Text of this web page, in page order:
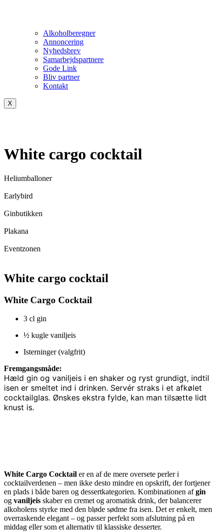
Alkoholberegner
Annoncering
Nyhedsbrev
Samarbejdspartnere
Gode Link
Bliv partner
Kontakt
X
White cargo cocktail
Heliumballoner
Earlybird
Ginbutikken
Plakana
Eventzonen
White cargo cocktail
White Cargo Cocktail
3 cl gin
½ kugle vaniljeis
Isterninger (valgfrit)
Fremgangsmåde:
Hæld gin og vaniljeis i en shaker og ryst grundigt, indtil
isen er smeltet ind i drinken. Servér straks i et afkølet
cocktailglas. Ønskes ekstra fylde, kan man tilsætte lidt
knust is.
White Cargo Cocktail er en af de mere oversete perler i
cocktailverdenen – men ikke desto mindre en opskrift, der fortjener
en plads i både baren og dessertkategorien. Kombinationen afgin
og vaniljeis skaber en cremet og aromatisk drink, der balancerer
alkoholens styrke med den bløde sødme fra isen. Det er enkelt, men
overraskende elegant – og passer perfekt som afslutning på en
middag eller som et alternativ til klassiske desserter.